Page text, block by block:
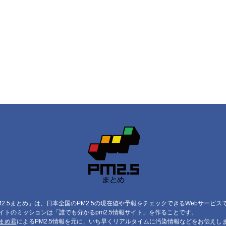
まとめ」は、日本全国のPM2.5の現在値や予報をチェックできるWebサービスで
トのミッションは「誰でも分かるpm2.5情報サイト」を作ることです。
め君によるPM2.5情報を元に、いち早くリアルタイムに汚染情報などをお伝えしま